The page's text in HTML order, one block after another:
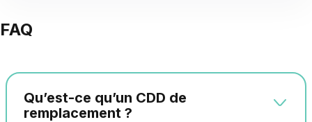
FAQ
Qu’est-ce qu’un CDD de
remplacement ?